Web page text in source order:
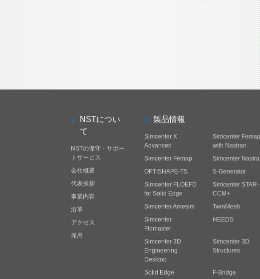
NSTについ
て
NSTの保守・サポー
トサービス
会社概要
代表挨拶
事業内容
沿革
アクセス
採用
製品情報
Simcenter X
Advanced
Simcenter Femap
with Nastran
Simcenter Femap
Simcenter
OPTISHAPE-TS
S-Generator
Simcenter FLOEFD
for Solid Edge
Simcenter STAR-
CCM+
Simcenter Amesim
TwinMesh
Simcenter
Flomaster
HEEDS
Simcenter 3D
Engineering
Desktop
Simcenter 3D
Structures
Solid Edge
F-Bridge